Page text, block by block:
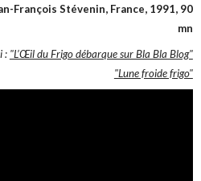
François Stévenin, France, 1991, 90
mn
: "L’‎Œil du Frigo débarque sur Bla Bla Blog"
"Lune froide frigo"